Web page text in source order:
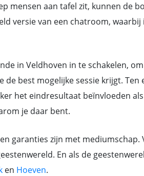
mensen aan tafel zit, kunnen de
versie van een chatroom,
in Veldhoven in te schakelen,
best mogelijke sessie krijgt.
het eindresultaat beïnvloeden
je daar bent.
garanties zijn met
En als de
en Hoeven.